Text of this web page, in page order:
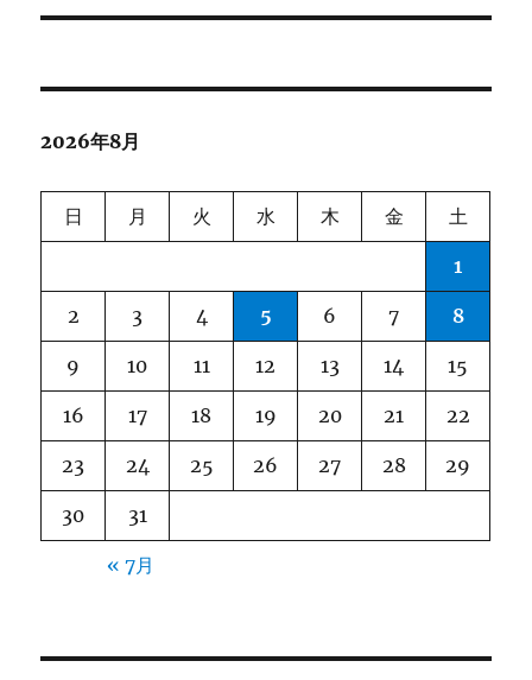
ビ
ョ
2026年8月
日 月 火 水 木 金 土
1
2 3 4 5 6 7 8
9 10 11 12 13 14 15
16 17 18 19 20 21 22
23 24 25 26 27 28 29
30 31
« 7月